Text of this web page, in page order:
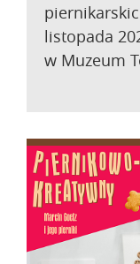
listopada
w Muzeum